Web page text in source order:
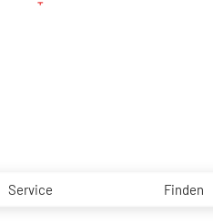
Service Finden